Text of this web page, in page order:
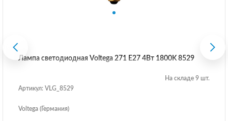
Лампа светодиодная Voltega 271 E27 4Вт 1800K 8529
На складе 9 шт.
Артикул: VLG_8529
Voltega (Германия)